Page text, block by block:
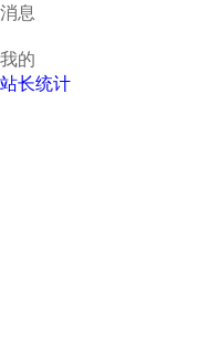
消息
我的
站长统计